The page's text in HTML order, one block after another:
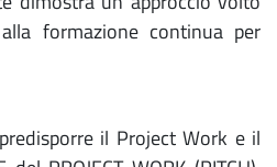
formazione continua per
il Project Work e il